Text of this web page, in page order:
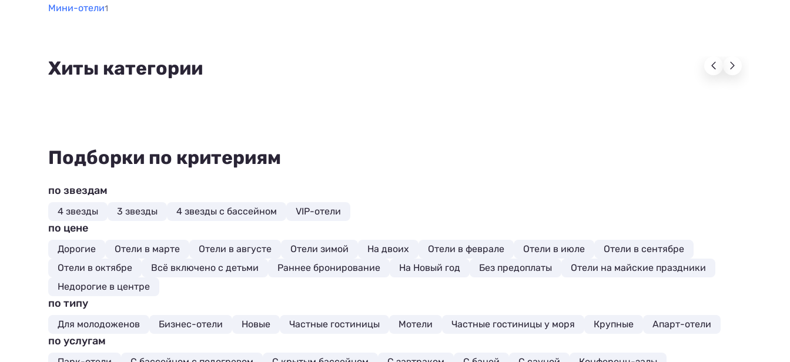
Мини-отели1
Хиты категории
Подборки по критериям
по звездам
4 звезды 3 звезды 4 звезды с бассейном VIP-отели
по цене
Дорогие Отели в марте Отели в августе Отели зимой На двоих Отели в феврале Отели в июле
Отели в сентябре
Отели в октябре
Всё включено с детьми Раннее бронирование На Новый год Без предоплаты
Отели на майские праздники
Недорогие в центре
по типу
Для молодоженов Бизнес-отели Новые Частные гостиницы Мотели Частные гостиницы у моря Крупные Апарт-отели
по услугам